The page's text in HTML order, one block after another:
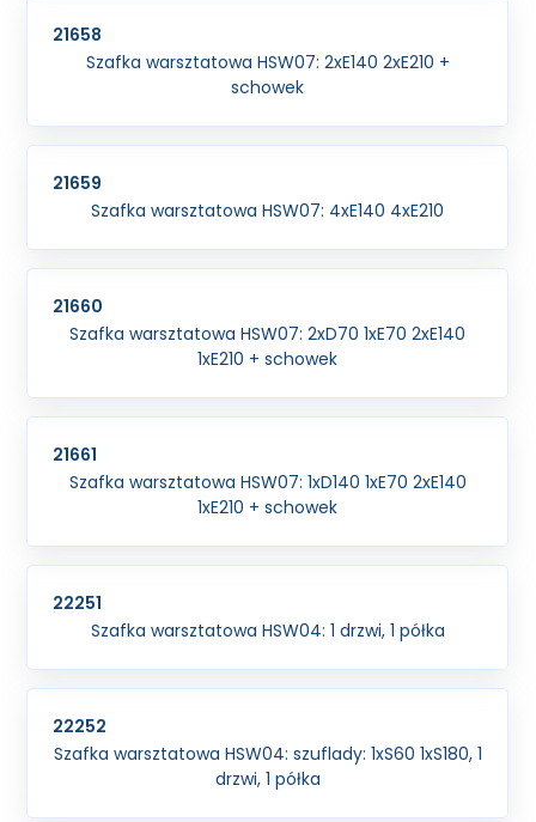
21658
Szafka warsztatowa HSW07: 2xE140 2xE210 +
schowek
21659
Szafka warsztatowa HSW07: 4xE140 4xE210
21660
Szafka warsztatowa HSW07: 2xD70 1xE70 2xE140
1xE210 + schowek
21661
Szafka warsztatowa HSW07: 1xD140 1xE70 2xE140
1xE210 + schowek
22251
Szafka warsztatowa HSW04: 1 drzwi, 1 półka
22252
Szafka warsztatowa HSW04: szuflady: 1xS60 1xS180, 1
drzwi, 1 półka